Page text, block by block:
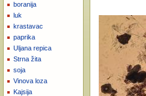
boranija
luk
krastavac
paprika
Uljana repica
Strna žita
soja
Vinova loza
Kajsija